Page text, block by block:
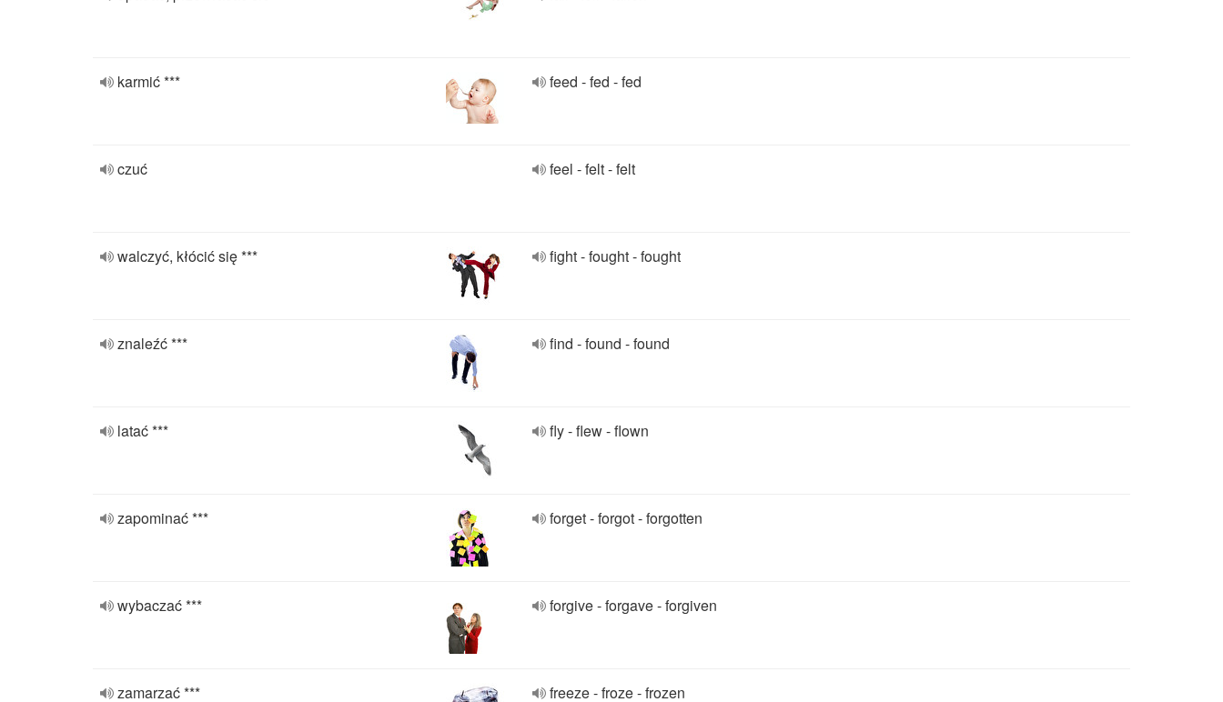
karmić *** feed - fed - fed
czuć feel - felt - felt
walczyć, kłócić się *** fight - fought - fought
znaleźć *** find - found - found
latać *** fly - flew - flown
zapominać *** forget - forgot - forgotten
wybaczać *** forgive - forgave - forgiven
zamarzać *** freeze - froze - frozen